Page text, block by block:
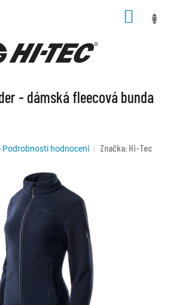
- dámská fleecová bunda
Podrobnosti hodnocení Značka: Hi-Tec